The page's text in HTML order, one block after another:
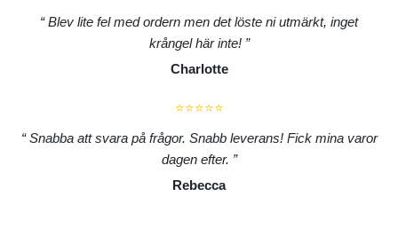
Blev lite fel med ordern men det löste ni utmärkt, inget
krångel här inte!
Charlotte
⭐⭐⭐⭐⭐
Snabba att svara på frågor. Snabb leverans! Fick mina varor
dagen efter.
Rebecca